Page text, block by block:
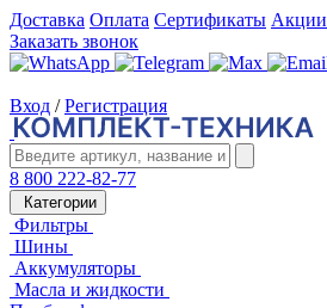
Доставка Оплата Сертификаты Акции
Заказать звонок
Вход / Регистрация
8 800 222-82-77
Категории
Фильтры
Шины
Аккумуляторы
Масла и жидкости